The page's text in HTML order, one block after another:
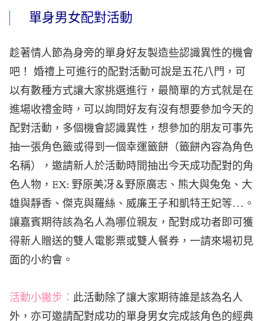
單身男女配對活動
趁著情人節為身旁的單身好友製造些認識異性的機會
吧！ 婚禮上可進行的配對活動可說是五花八門，可
以有數種方式讓大家挑選進行，最簡單的方式就是在
進場收禮金時，可以詢問好友有沒有想要參加今天的
配對活動，多個機會認識異性，想參加的朋友可事先
抽一張角色籤或得到一個幸運籤餅（籤餅內容為角色
名稱），邀請新人於活動時間抽出今天成功配對的角
色人物，EX: 野原美冴＆野原廣志、熊大與兔兔、大
雄與靜香、傑克與羅絲、威廉王子和凱特王妃等…。
讓嘉賓期待該為名人為哪位親友，配對成功者即可獲
得新人贈送的雙人電影票或雙人餐券，一請來場初見
面的小約會。
活動小撇步： 此活動除了讓大家期待誰是該為名人
外，亦可邀請配對成功的單身男女完成該角色的經典